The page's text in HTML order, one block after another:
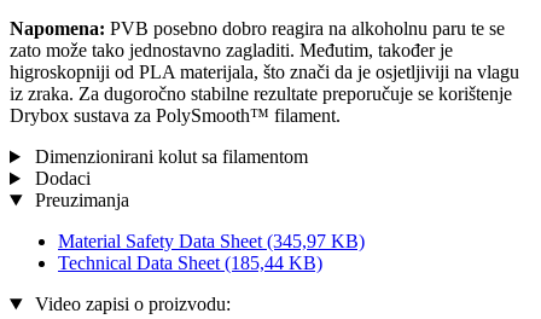
Napomena: PVB posebno dobro reagira na alkoholnu paru te se
zato može tako jednostavno zagladiti. Međutim, također je
higroskopniji od PLA materijala, što znači da je osjetljiviji na vlagu
iz zraka. Za dugoročno stabilne rezultate preporučuje se korištenje
Drybox sustava za PolySmooth™ filament.
Dimenzionirani kolut sa filamentom
Dodaci
Preuzimanja
Material Safety Data Sheet (345,97 KB)
Technical Data Sheet (185,44 KB)
Video zapisi o proizvodu: